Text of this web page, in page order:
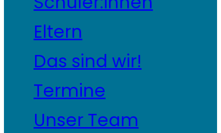
Eltern
Das sind wir!
Termine
Unser Team